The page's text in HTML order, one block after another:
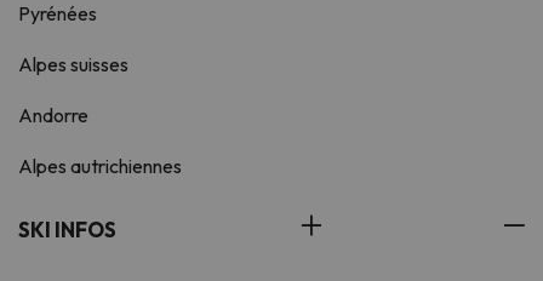
Pyrénées
Alpes suisses
Andorre
Alpes autrichiennes
SKI INFOS